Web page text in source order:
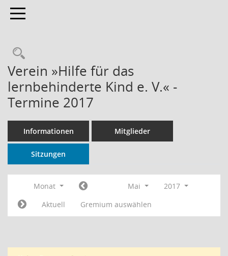
Toggle navigation
Rechercheauswahl
Verein »Hilfe für das
lernbehinderte Kind e. V.« -
Termine 2017
Informationen Mitglieder
Sitzungen
Monat Mai
2017
Aktuell
Gremium auswählen